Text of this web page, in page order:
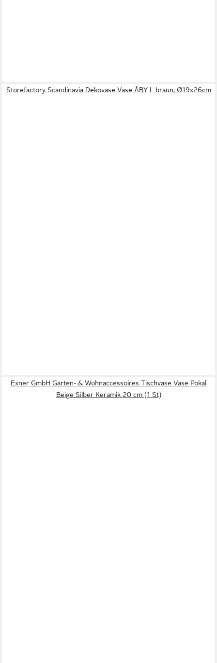
Storefactory Scandinavia Dekovase Vase ÅBY L braun, Ø19x26cm
Exner GmbH Garten- & Wohnaccessoires Tischvase Vase Pokal
Beige Silber Keramik 20 cm (1 St)